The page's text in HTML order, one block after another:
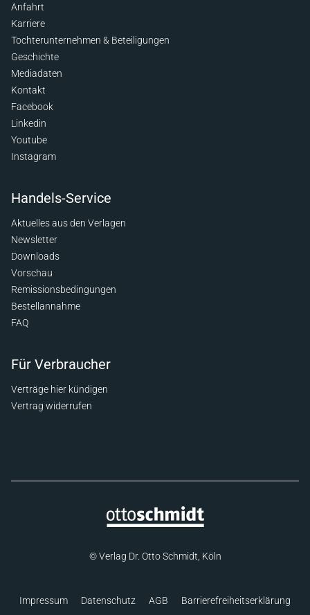
Anfahrt
Karriere
Tochterunternehmen & Beteiligungen
Geschichte
Mediadaten
Kontakt
Facebook
Linkedin
Youtube
Instagram
Handels-Service
Aktuelles aus den Verlagen
Newsletter
Downloads
Vorschau
Remissionsbedingungen
Bestellannahme
FAQ
Für Verbraucher
Verträge hier kündigen
Vertrag widerrufen
© Verlag Dr. Otto Schmidt, Köln
Impressum Datenschutz AGB Barrierefreiheitserklärung